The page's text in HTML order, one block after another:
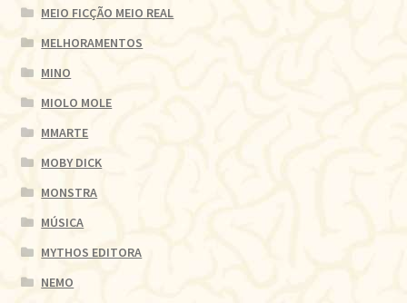
MEIO FICÇÃO MEIO REAL
MELHORAMENTOS
MINO
MIOLO MOLE
MMARTE
MOBY DICK
MONSTRA
MÚSICA
MYTHOS EDITORA
NEMO